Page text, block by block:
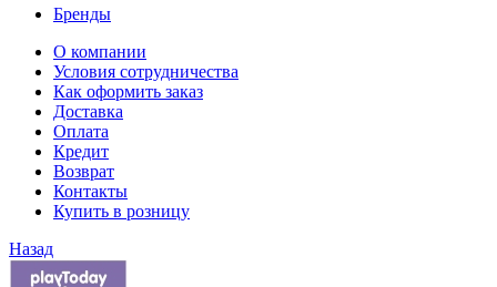
Бренды
О компании
Условия сотрудничества
Как оформить заказ
Доставка
Оплата
Кредит
Возврат
Контакты
Купить в розницу
Назад